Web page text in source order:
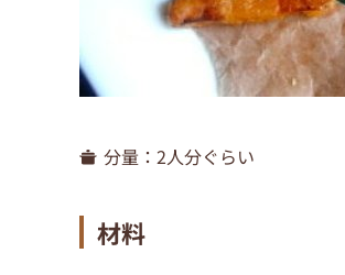
分量： 2人分ぐらい
材料